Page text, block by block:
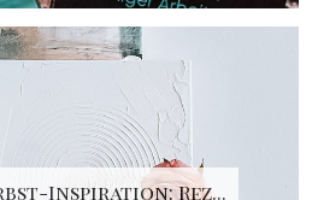
Inspiration: Rez...